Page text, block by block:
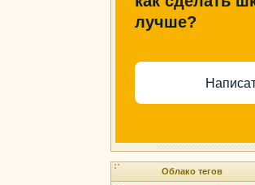
лучше?
Облако тегов